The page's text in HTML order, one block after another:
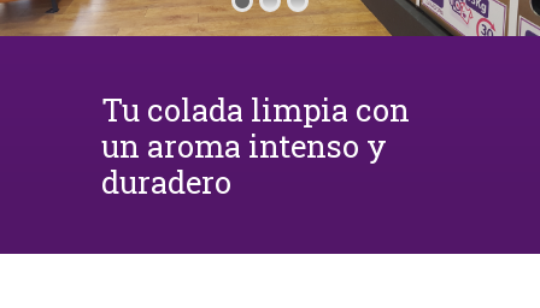
Tu colada limpia con
un aroma intenso y
duradero